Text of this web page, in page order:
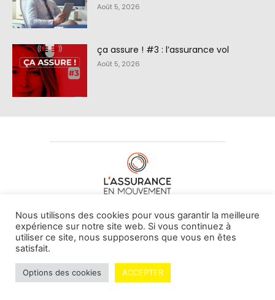
Août 5, 2026
ça assure ! #3 : l’assurance vol
Août 5, 2026
À PROPOS DE NOUS•CONTACT
© L'assurance en mouvement -By Vovoxx Média
Mentions légales Contributeurs
Nous utilisons des cookies pour vous garantir la meilleure
expérience sur notre site web. Si vous continuez à
utiliser ce site, nous supposerons que vous en êtes
satisfait.
Options des cookies ACCEPTER